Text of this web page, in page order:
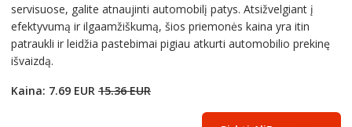
servisuose, galite atnaujinti automobilį patys. Atsižvelgiant į
efektyvumą ir ilgaamžiškumą, šios priemonės kaina yra itin
patraukli ir leidžia pastebimai pigiau atkurti automobilio prekinę
išvaizdą.
Kaina: 7.69 EUR 15.36 EUR